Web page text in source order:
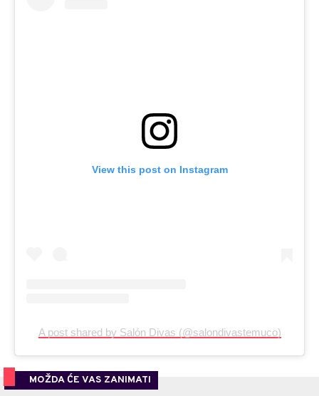
View this post on Instagram
A post shared by Salón Divas (@salondivastemuco)
MOŽDA ĆE VAS ZANIMATI